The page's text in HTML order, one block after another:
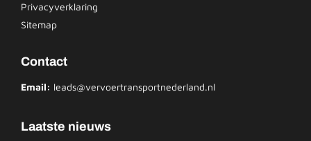
Privacyverklaring
Sitemap
Contact
Email: leads@vervoertransportnederland.nl
Laatste nieuws